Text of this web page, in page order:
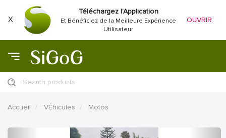
X
Téléchargez l'Application
Et Bénéficiez de la Meilleure Expérience
Utilisateur
OUVRIR
Search products
Accueil VÉhicules Motos